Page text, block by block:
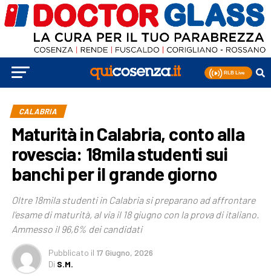
CALABRIA
Maturità in Calabria, conto alla
rovescia: 18mila studenti sui
banchi per il grande giorno
Oltre 18mila studenti in Calabria si preparano ad affrontare
l’esame di maturità, al via il 18 giugno con la prova di italiano.
Ammesso il 96,6% dei candidati
Pubblicato il 17 Giugno, 2026
Di S.M.